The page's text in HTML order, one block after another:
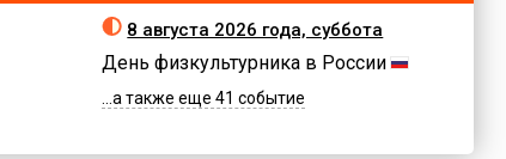
8 августа 2026 года, суббота
День физкультурника в России
...а также еще 41 событие